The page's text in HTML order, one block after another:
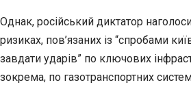
Однак, російський диктатор
ризиках, пов’язаних із “спробами
завдати ударів” по ключових
зокрема, по газотранспортних